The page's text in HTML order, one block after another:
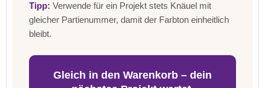
Tipp: Verwende für ein Projekt stets Knäuel mit
gleicher Partienummer, damit der Farbton einheitlich
bleibt.
Gleich in den Warenkorb – dein